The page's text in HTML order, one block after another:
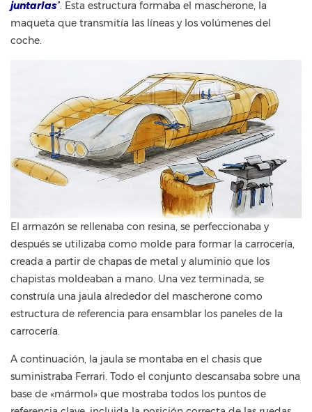
juntarlas”. Esta estructura formaba el mascherone, la
maqueta que transmitía las líneas y los volúmenes del
coche.
El armazón se rellenaba con resina, se perfeccionaba y
después se utilizaba como molde para formar la carrocería,
creada a partir de chapas de metal y aluminio que los
chapistas moldeaban a mano. Una vez terminada, se
construía una jaula alrededor del mascherone como
estructura de referencia para ensamblar los paneles de la
carrocería.
A continuación, la jaula se montaba en el chasis que
suministraba Ferrari. Todo el conjunto descansaba sobre una
base de «mármol» que mostraba todos los puntos de